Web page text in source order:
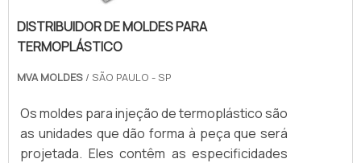
DISTRIBUIDOR DE MOLDES PARA
TERMOPLÁSTICO
MVA MOLDES / SÃO PAULO - SP
Os moldes para injeção de termoplástico são
as unidades que dão forma à peça que será
projetada. Eles contêm as especificidades